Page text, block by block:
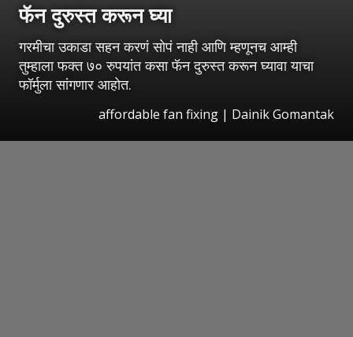
फॅन दुरुस्त करून घ्या
गरमीचा उकाडा सहन करणं सोपं नाही आणि म्हणूनच आम्ही
तुम्हाला फक्त ७० रुपयांत कसा फॅन दुरुस्त करून घ्यावा याचा
फॉर्मुला सांगणार आहोत.
affordable fan fixing | Dainik Gomantak